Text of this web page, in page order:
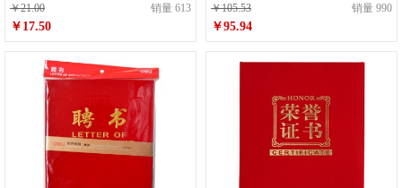
￥21.00
销量 613
￥17.50
￥105.53 销量 990
￥95.94